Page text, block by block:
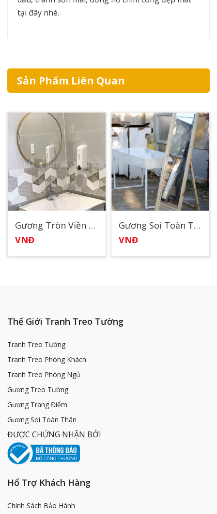
tại đây nhé.
Sản Phẩm Liên Quan
Gương Tròn Viền Gỗ Sồi
VNĐ
Gương Soi Toàn Thân Viền Gỗ3
VNĐ
Thế Giới Tranh Treo Tường
Tranh Treo Tường
Tranh Treo Phòng Khách
Tranh Treo Phòng Ngủ
Gương Treo Tường
Gương Trang Điểm
Gương Soi Toàn Thân
ĐƯỢC CHỨNG NHẬN BỞI
Hổ Trợ Khách Hàng
Chính Sách Bảo Hành